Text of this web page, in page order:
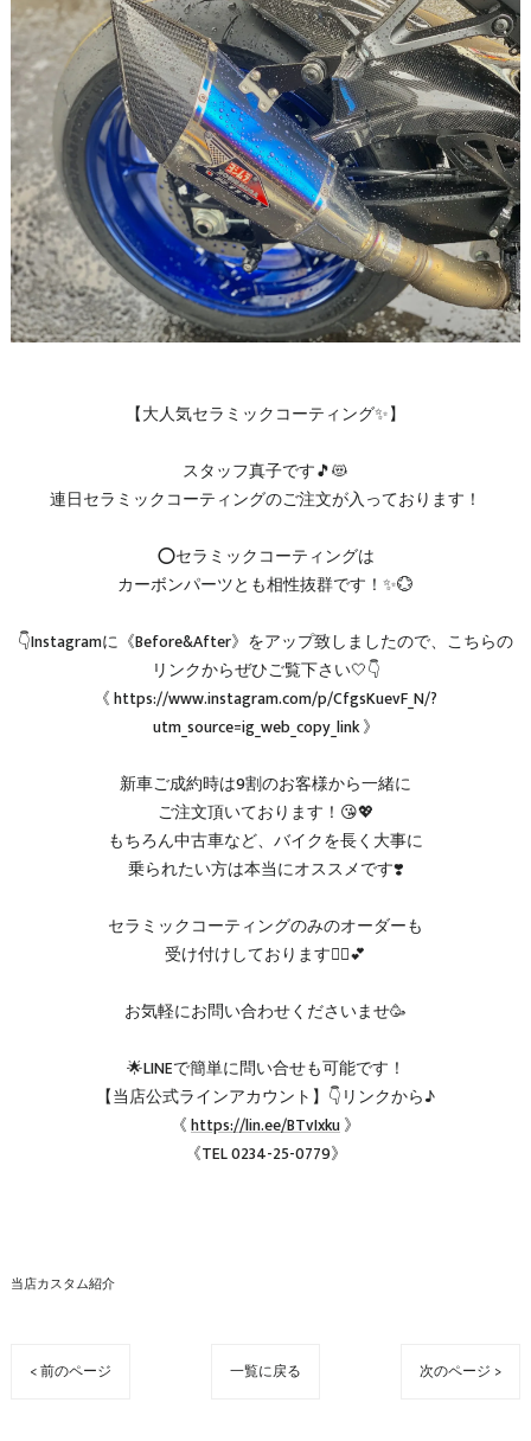
【大人気セラミックコーティング✨】
スタッフ真子です🎵😻
連日セラミックコーティングのご注文が入っております！
⭕️セラミックコーティングは
カーボンパーツとも相性抜群です！✨💮
👇Instagramに《Before&After》をアップ致しましたので、こちらの
リンクからぜひご覧下さい🤍👇
《 https://www.instagram.com/p/CfgsKuevF_N/?
utm_source=ig_web_copy_link 》
新車ご成約時は9割のお客様から一緒に
ご注文頂いております！😘💖
もちろん中古車など、バイクを長く大事に
乗られたい方は本当にオススメです❣️
セラミックコーティングのみのオーダーも
受け付けしております💁‍♀️💕
お気軽にお問い合わせくださいませ🥳
🌟LINEで簡単に問い合せも可能です！
【当店公式ラインアカウント】👇リンクから♪
《https://lin.ee/BTvIxku》
《TEL 0234-25-0779》
当店カスタム紹介
< 前のページ 一覧に戻る 次のページ >